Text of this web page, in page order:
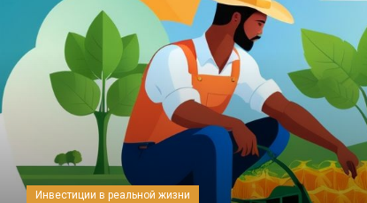
Инвестиции в реальной жизни